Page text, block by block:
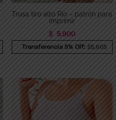
Trusa tiro alto Rio – patrón para
imprimir
$ 5.900
Transferencia 5% Off: $5,605